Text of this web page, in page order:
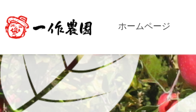
ホームページ